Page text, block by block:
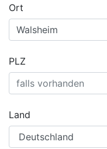
Ort
PLZ
Land